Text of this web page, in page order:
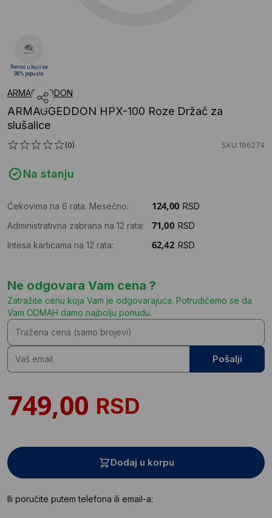
ARMAGGEDDON
ARMAGGEDDON HPX-100 Roze Držač za
slušalice
(0) SKU:196274
Na stanju
Čekovima na 6 rata. Mesečno:
RSD
Administrativna zabrana na 12 rata:
RSD
Intesa karticama na 12 rata:
RSD
Ne odgovara Vam cena ?
Zatražite cenu koja Vam je odgovarajuća. Potrudićemo se da
Vam ODMAH damo najbolju ponudu.
Pošalji
RSD
Dodaj u korpu
Ili poručite putem telefona ili email-a:
Pomoć u kući sa
88% popusta